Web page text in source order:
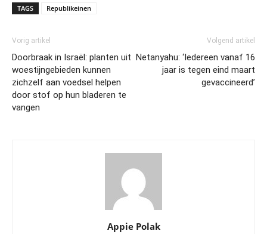
TAGS Republikeinen
Vorig artikel
Doorbraak in Israël: planten uit
woestijngebieden kunnen
zichzelf aan voedsel helpen
door stof op hun bladeren te
vangen
Volgend artikel
Netanyahu: ‘Iedereen vanaf 16
jaar is tegen eind maart
gevaccineerd’
Appie Polak